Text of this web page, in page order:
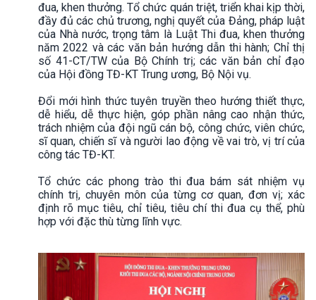
đua, khen thưởng. Tổ chức quán triệt, triển khai kịp thời,
đầy đủ các chủ trương, nghị quyết của Đảng, pháp luật
của Nhà nước, trọng tâm là Luật Thi đua, khen thưởng
năm 2022 và các văn bản hướng dẫn thi hành; Chỉ thị
số 41-CT/TW của Bộ Chính trị; các văn bản chỉ đạo
của Hội đồng TĐ-KT Trung ương, Bộ Nội vụ.
Đổi mới hình thức tuyên truyền theo hướng thiết thực,
dễ hiểu, dễ thực hiện, góp phần nâng cao nhận thức,
trách nhiệm của đội ngũ cán bộ, công chức, viên chức,
sĩ quan, chiến sĩ và người lao động về vai trò, vị trí của
công tác TĐ-KT.
Tổ chức các phong trào thi đua bám sát nhiệm vụ
chính trị, chuyên môn của từng cơ quan, đơn vị; xác
định rõ mục tiêu, chỉ tiêu, tiêu chí thi đua cụ thể, phù
hợp với đặc thù từng lĩnh vực.